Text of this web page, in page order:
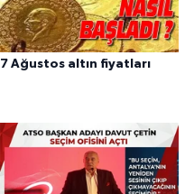
7 Ağustos altın fiyatları